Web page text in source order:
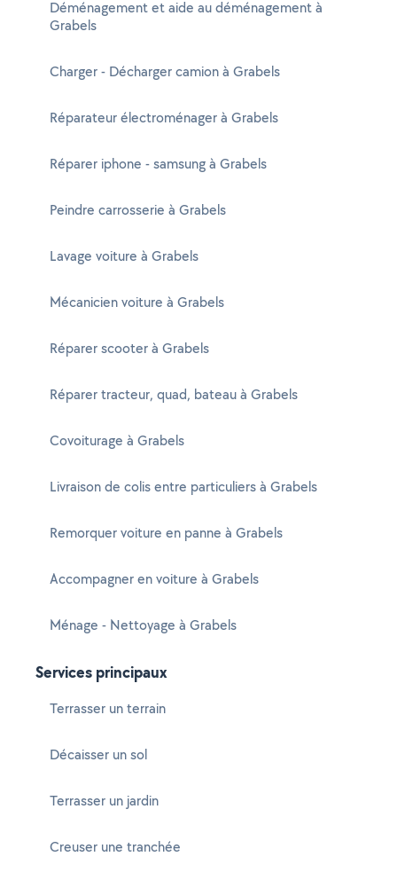
Déménagement et aide au déménagement à
Grabels
Charger - Décharger camion à Grabels
Réparateur électroménager à Grabels
Réparer iphone - samsung à Grabels
Peindre carrosserie à Grabels
Lavage voiture à Grabels
Mécanicien voiture à Grabels
Réparer scooter à Grabels
Réparer tracteur, quad, bateau à Grabels
Covoiturage à Grabels
Livraison de colis entre particuliers à Grabels
Remorquer voiture en panne à Grabels
Accompagner en voiture à Grabels
Ménage - Nettoyage à Grabels
Services principaux
Terrasser un terrain
Décaisser un sol
Terrasser un jardin
Creuser une tranchée